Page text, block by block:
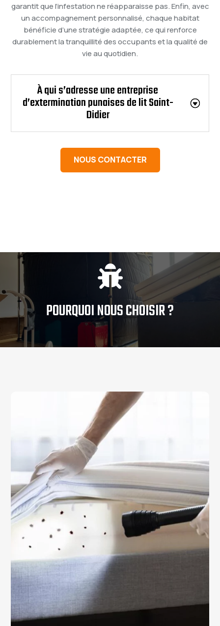
garantit que l’infestation ne réapparaisse pas. Enfin, avec
un accompagnement personnalisé, chaque habitat
bénéficie d’une stratégie adaptée, ce qui renforce
durablement la tranquillité des occupants et la qualité de
vie au quotidien.
À qui s’adresse une entreprise
d’extermination punaises de lit Saint-
Didier
NOUS CONTACTER

POURQUOI NOUS CHOISIR ?